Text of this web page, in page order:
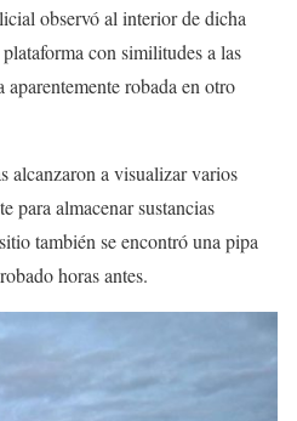
observó al interior de dicha
con similitudes a las
aparentemente robada en otro
alcanzaron a visualizar varios
para almacenar sustancias
también se encontró una pipa
horas antes.